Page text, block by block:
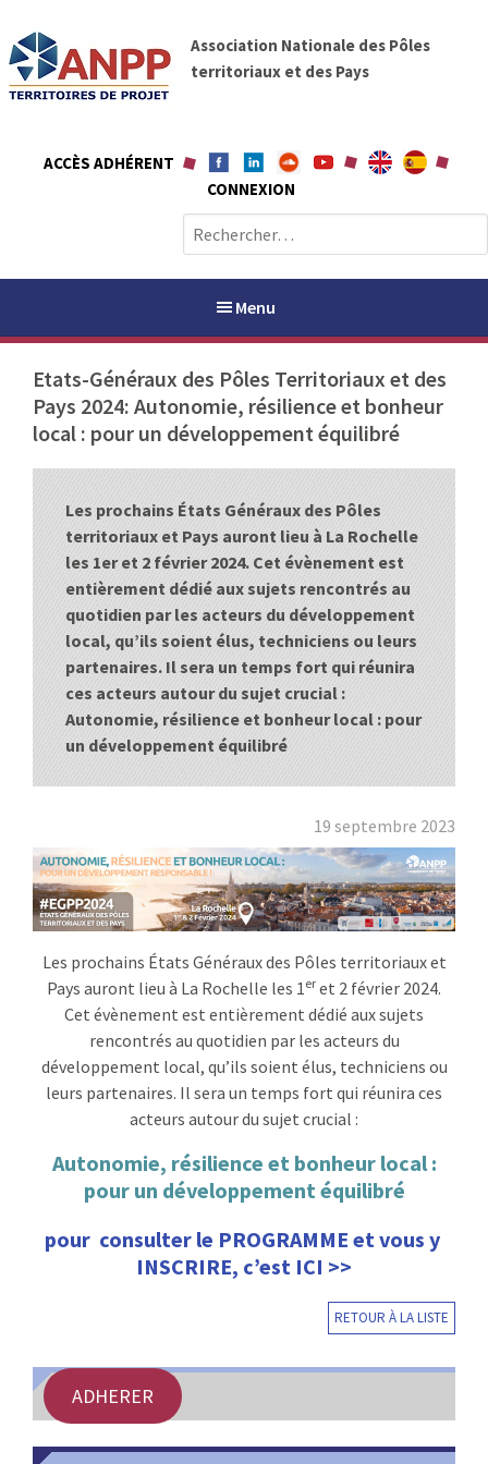
t
A
N
P
P
Association Nationale des Pôles
territoriaux et des Pays
ACCÈS ADHÉRENT
CONNEXION
e
c
c
h
e
:
Menu
PAYS / PETR
ANPP
RENCONTRES
PUBLICATIONS
JURIDIQUE
EUROPE
EMPLOI
Etats-Généraux des Pôles Territoriaux et des
Pays 2024: Autonomie, résilience et bonheur
local : pour un développement équilibré
Les prochains États Généraux des Pôles
territoriaux et Pays auront lieu à La Rochelle
les 1er et 2 février 2024. Cet évènement est
entièrement dédié aux sujets rencontrés au
quotidien par les acteurs du développement
local, qu’ils soient élus, techniciens ou leurs
partenaires. Il sera un temps fort qui réunira
ces acteurs autour du sujet crucial :
Autonomie, résilience et bonheur local : pour
un développement équilibré
19 septembre 2023
Les prochains États Généraux des Pôles territoriaux et
Pays auront lieu à La Rochelle les 1 er et 2 février 2024.
Cet évènement est entièrement dédié aux sujets
rencontrés au quotidien par les acteurs du
développement local, qu’ils soient élus, techniciens ou
leurs partenaires. Il sera un temps fort qui réunira ces
acteurs autour du sujet crucial :
Autonomie, résilience et bonheur local :
pour un développement équilibré
pour consulter le PROGRAMME et vous y
INSCRIRE, c’est ICI >>
RETOUR À LA LISTE
ADHERER